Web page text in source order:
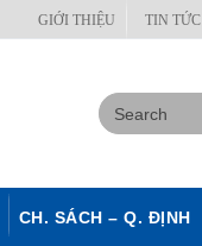
GIỚI THIỆU TIN TỨC
CH. SÁCH – Q. ĐỊNH